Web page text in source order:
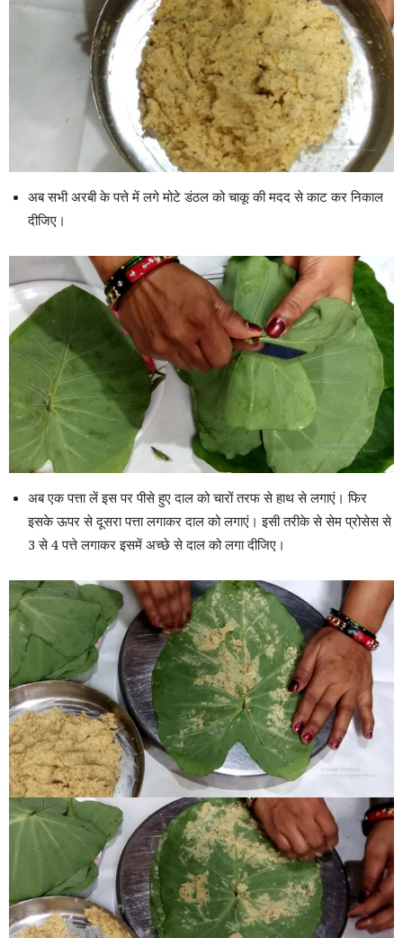
अब सभी अरबी के पत्ते में लगे मोटे डंठल को चाकू की मदद से काट कर निकाल
दीजिए।
अब एक पत्ता लें इस पर पीसे हुए दाल को चारों तरफ से हाथ से लगाएं। फिर
इसके ऊपर से दूसरा पत्ता लगाकर दाल को लगाएं। इसी तरीके से सेम प्रोसेस से
3 से 4 पत्ते लगाकर इसमें अच्छे से दाल को लगा दीजिए।